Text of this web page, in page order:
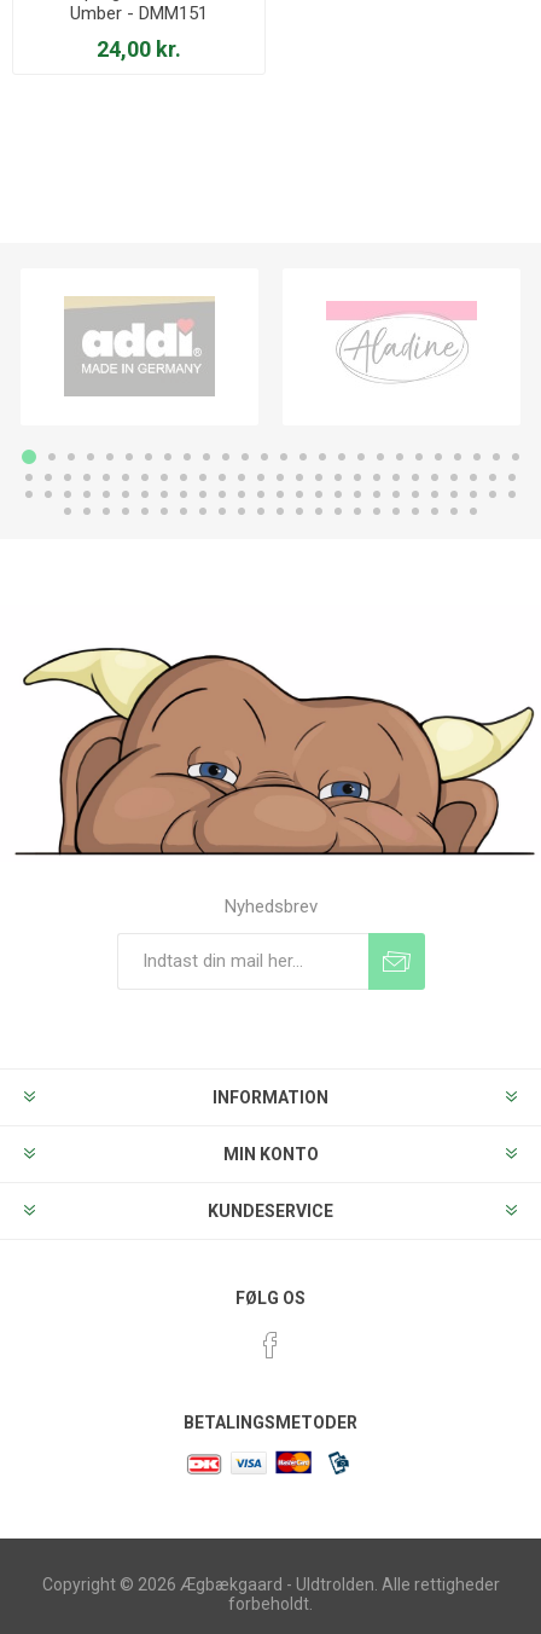
Umber - DMM151
24,00 kr.
Nyhedsbrev
INFORMATION
MIN KONTO
KUNDESERVICE
FØLG OS
BETALINGSMETODER
Copyright © 2026 Ægbækgaard - Uldtrolden. Alle rettigheder
forbeholdt.